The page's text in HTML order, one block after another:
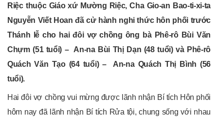
Riệc thuộc Giáo xứ Mường Riệc, Cha Gio-an Bao-ti-xi-ta
Nguyễn Viết Hoan đã cử hành nghi thức hôn phối trước
Thánh lễ cho hai đôi vợ chồng ông bà Phê-rô Bùi Văn
Chựm (51 tuổi) – An-na Bùi Thị Dạn (48 tuổi) và Phê-rô
Quách Văn Tạo (64 tuổi)– An-na Quách Thị Bình (56
tuổi).
Hai đôi vợ chồng vui mừng được lãnh nhận Bí tích Hôn phối
hôm nay đã lãnh nhận Bí tích Rửa tội, chung sống với nhau